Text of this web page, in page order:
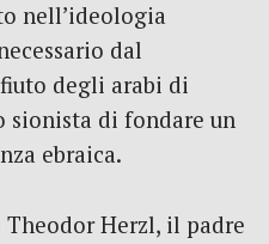
nell’ideologia
dal
degli arabi di
sionista di fondare un
ebraica.
Theodor Herzl, il padre